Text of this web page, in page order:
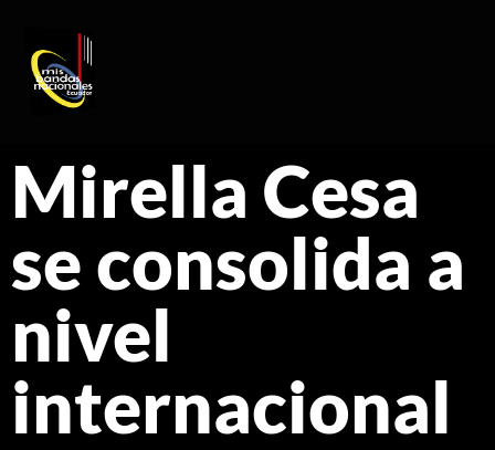
Mirella Cesa
se consolida a
nivel
internacional